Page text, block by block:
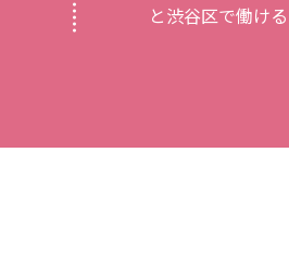
と渋谷区で働け